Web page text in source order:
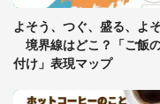
グっちゃ
「○○がな
よそう、つぐ、盛る、よ
境界線はどこ？「ご飯
付け」表現マップ